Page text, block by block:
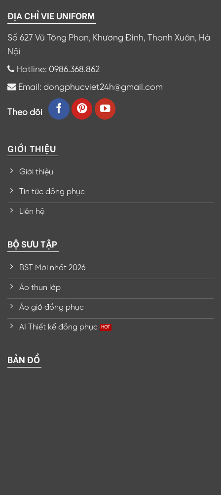
ĐỊA CHỈ VIE UNIFORM
Số 627 Vũ Tông Phan, Khương Đình, Thanh Xuân, Hà
Nội
Hotline: 0986.368.862
Email: dongphucviet24h@gmail.com
Theo dõi
GIỚI THIỆU
Giới thiệu
Tin tức đồng phục
Liên hệ
BỘ SƯU TẬP
BST Mới nhất 2026
Áo thun lớp
Áo gió đồng phục
AI Thiết kế đồng phục
BẢN ĐỒ